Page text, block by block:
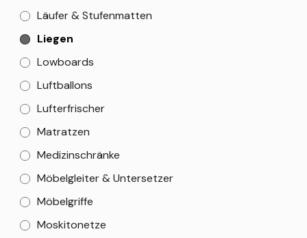
Läufer & Stufenmatten
Liegen
Lowboards
Luftballons
Lufterfrischer
Matratzen
Medizinschränke
Möbelgleiter & Untersetzer
Möbelgriffe
Moskitonetze